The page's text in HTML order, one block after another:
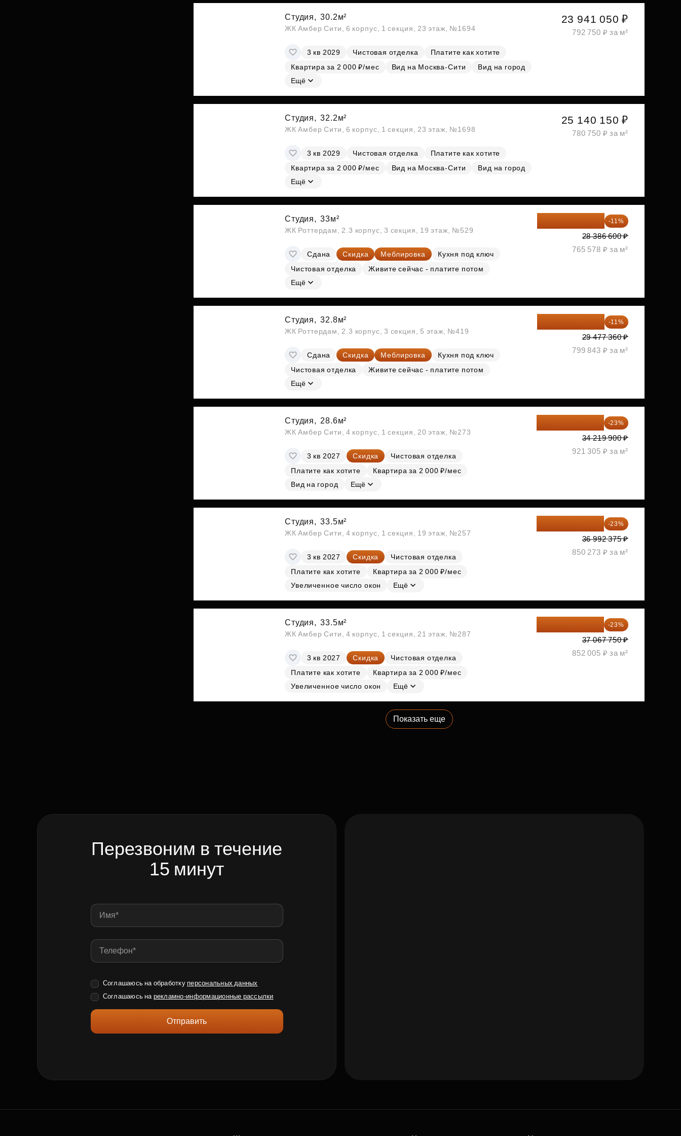
Студия, 30.2м²
ЖК Амбер Сити, 6 корпус, 1 секция, 23 этаж, №1694
3 кв 2029 Чистовая отделка
Платите как хотите
Квартира за 2 000 ₽/мес
Вид на Москва-Сити
Вид на город
Ещё
23 941 050 ₽
792 750 ₽ за м²
Студия, 32.2м²
ЖК Амбер Сити, 6 корпус, 1 секция, 23 этаж, №1698
3 кв 2029 Чистовая отделка
Платите как хотите
Квартира за 2 000 ₽/мес
Вид на Москва-Сити
Вид на город
Ещё
25 140 150 ₽
780 750 ₽ за м²
Студия, 33м²
ЖК Роттердам, 2.3 корпус, 3 секция, 19 этаж, №529
Сдана Скидка Меблировка
Кухня под ключ
Чистовая отделка
Живите сейчас - платите потом
Ещё
-11%
28 386 600 ₽
765 578 ₽ за м²
Студия, 32.8м²
ЖК Роттердам, 2.3 корпус, 3 секция, 5 этаж, №419
Сдана Скидка Меблировка
Кухня под ключ
Чистовая отделка
Живите сейчас - платите потом
Ещё
-11%
29 477 360 ₽
799 843 ₽ за м²
Студия, 28.6м²
ЖК Амбер Сити, 4 корпус, 1 секция, 20 этаж, №273
3 кв 2027 Скидка
Чистовая отделка
Платите как хотите
Квартира за 2 000 ₽/мес
Вид на город
Ещё
-23%
34 219 900 ₽
921 305 ₽ за м²
Студия, 33.5м²
ЖК Амбер Сити, 4 корпус, 1 секция, 19 этаж, №257
3 кв 2027 Скидка
Чистовая отделка
Платите как хотите
Квартира за 2 000 ₽/мес
Увеличенное число окон
Ещё
-23%
36 992 375 ₽
850 273 ₽ за м²
Студия, 33.5м²
ЖК Амбер Сити, 4 корпус, 1 секция, 21 этаж, №287
3 кв 2027 Скидка
Чистовая отделка
Платите как хотите
Квартира за 2 000 ₽/мес
Увеличенное число окон
Ещё
-23%
37 067 750 ₽
852 005 ₽ за м²
Показать еще
Перезвоним в течение
15 минут
Соглашаюсь на обработку персональных данных
Соглашаюсь на рекламно-информационные рассылки
Отправить